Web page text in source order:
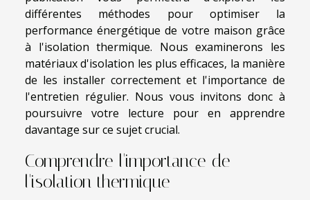
différentes méthodes pour optimiser la
performance énergétique de votre maison grâce
à l'isolation thermique. Nous examinerons les
matériaux d'isolation les plus efficaces, la manière
de les installer correctement et l'importance de
l'entretien régulier. Nous vous invitons donc à
poursuivre votre lecture pour en apprendre
davantage sur ce sujet crucial.
Comprendre l'importance de
l'isolation thermique